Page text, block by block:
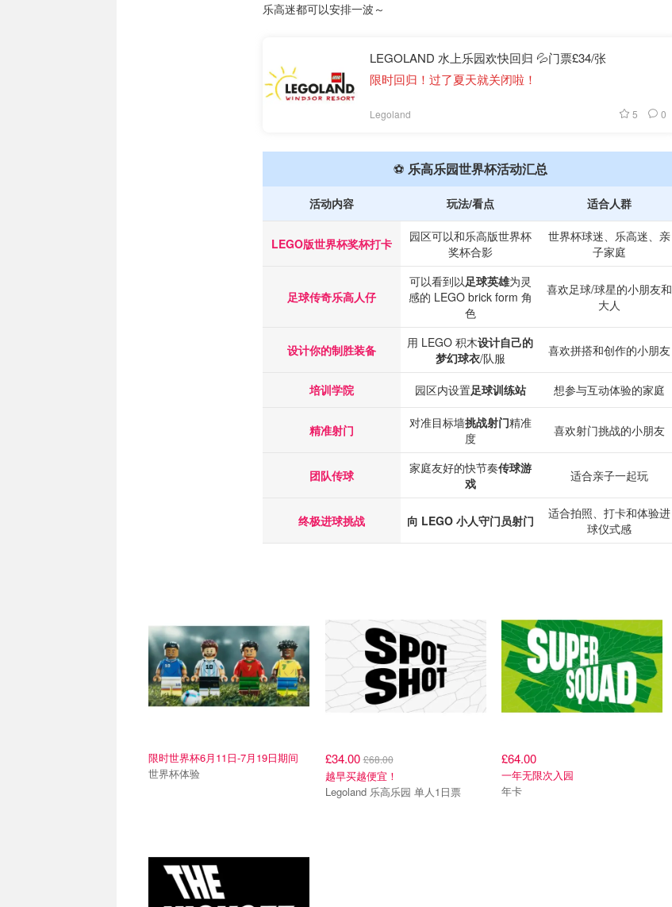
乐高迷都可以安排一波～
LEGOLAND 水上乐园欢快回归 💦门票£34/张
限时回归！过了夏天就关闭啦！
Legoland 5 0
⚽ 乐高乐园世界杯活动汇总
活动内容 玩法/看点 适合人群
LEGO版世界杯奖杯打卡
园区可以和乐高版世界杯
奖杯合影
世界杯球迷、乐高迷、亲
子家庭
足球传奇乐高人仔
可以看到以足球英雄为灵
感的 LEGO brick form 角
色
喜欢足球/球星的小朋友和
大人
设计你的制胜装备 用 LEGO 积木设计自己的
梦幻球衣/队服 喜欢拼搭和创作的小朋友
培训学院 园区内设置足球训练站 想参与互动体验的家庭
精准射门 对准目标墙挑战射门精准
度
喜欢射门挑战的小朋友
团队传球 家庭友好的快节奏传球游
戏
适合亲子一起玩
终极进球挑战 向 LEGO 小人守门员射门
适合拍照、打卡和体验进
球仪式感
限时世界杯6月11日-7月19日期间
世界杯体验
£34.00£68.00
越早买越便宜！
Legoland 乐高乐园 单人1日票
£64.00
一年无限次入园
年卡